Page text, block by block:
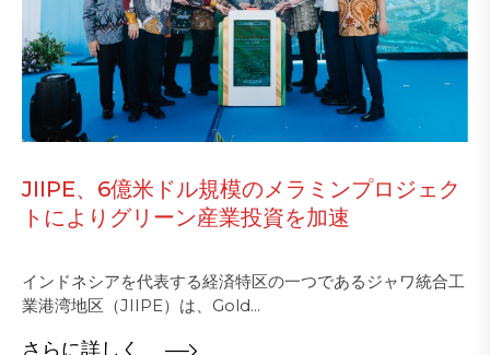
JIIPE、6億米ドル規模のメラミンプロジェク
トによりグリーン産業投資を加速
インドネシアを代表する経済特区の一つであるジャワ統合工
業港湾地区（JIIPE）は、Gold...
さらに詳しく